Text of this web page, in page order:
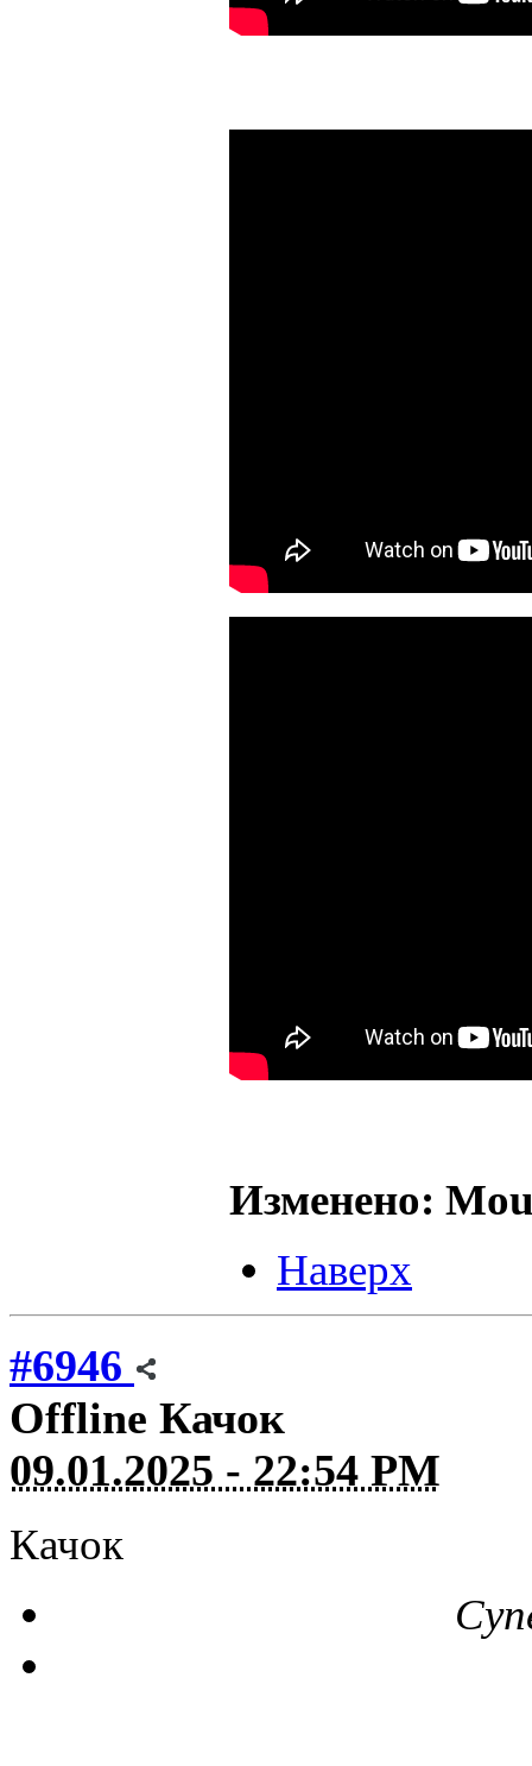
Изменено:
Наверх
#6946
Offline Качок
09.01.2025 - 22:54 PM
Качок